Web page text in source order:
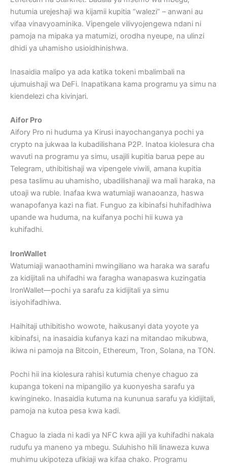
hutumia urejeshaji wa kijamii kupitia “walezi” – anwani au
vifaa vinavyoaminika. Vipengele vilivyojengewa ndani ni
pamoja na mipaka ya matumizi, orodha nyeupe, na ulinzi
dhidi ya uhamisho usioidhinishwa.
Inasaidia malipo ya ada katika tokeni mbalimbali na
ujumuishaji wa DeFi. Inapatikana kama programu ya simu na
kiendelezi cha kivinjari.
Aifor Pro
Aifory Pro ni huduma ya Kirusi inayochanganya pochi ya
crypto na jukwaa la kubadilishana P2P. Inatoa kiolesura cha
wavuti na programu ya simu, usajili kupitia barua pepe au
Telegram, uthibitishaji wa vipengele viwili, amana kupitia
pesa taslimu au uhamisho, ubadilishanaji wa mali haraka, na
utoaji wa ruble. Inafaa kwa watumiaji wanaoanza, haswa
wanapofanya kazi na fiat. Funguo za kibinafsi huhifadhiwa
upande wa huduma, na kuifanya pochi hii kuwa ya
kuhifadhi.
IronWallet
Watumiaji wanaothamini mwingiliano wa haraka wa sarafu
za kidijitali na uhifadhi wa faragha wanapaswa kuzingatia
IronWallet—pochi ya sarafu za kidijitali ya simu
isiyohifadhiwa.
Haihitaji uthibitisho wowote, haikusanyi data yoyote ya
kibinafsi, na inasaidia kufanya kazi na mitandao mikubwa,
ikiwa ni pamoja na Bitcoin, Ethereum, Tron, Solana, na TON.
Pochi hii ina kiolesura rahisi kutumia chenye chaguo za
kupanga tokeni na mipangilio ya kuonyesha sarafu ya
kwingineko. Inasaidia kutuma na kununua sarafu ya kidijitali,
pamoja na kutoa pesa kwa kadi.
Chaguo la ziada ni kadi ya NFC kwa ajili ya kuhifadhi nakala
rudufu ya maneno ya mbegu. Suluhisho hili linaweza kuwa
muhimu ukipoteza ufikiaji wa kifaa chako. Programu